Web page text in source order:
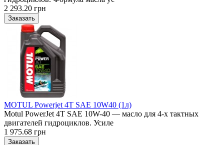
2 293.20 грн
MOTUL Powerjet 4T SAE 10W40 (1л)
Motul PowerJet 4T SAE 10W-40 — масло для 4-х тактных
двигателей гидроциклов. Усиле
1 975.68 грн